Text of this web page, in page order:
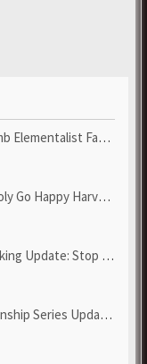
Fast - Grab POE Curren...
with Looney Tun...
Failed - Grab Bluep...
Update! Get Cheap & ...